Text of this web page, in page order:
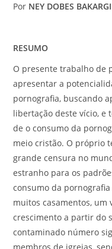
Por NEY DOBES
RESUMO
O presente trabalho de
apresentar a
pornografia, buscando
libertação deste vício, e
de o consumo da
meio cristão. O próprio
grande censura no
estranho para os
consumo da
muitos casamentos,
crescimento a partir do
contaminado número